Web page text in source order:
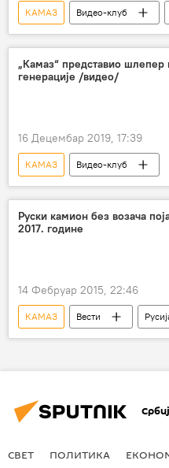
КАМАЗ Видео-клуб
„Камаз“ представио шлепер
генерације /видео/
16 Децембар 2019, 17:39
КАМАЗ Видео-клуб
Руски камион без возача
2017. године
14 Фебруар 2015, 22:46
КАМАЗ Вести
аутомобилска индустрија
СВЕТ ПОЛИТИКА